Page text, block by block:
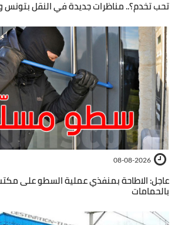
تحب تخدم؟.. مناظرات جديدة في النقل بتونس
08-08-2026
عاجل: الاطاحة بمنفذي عملية السطو على
بالحمامات